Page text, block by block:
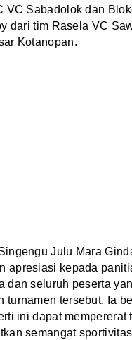
VC Sabadolok dan
dari tim Rasela VC
Kotanopan.
Julu Mara
apresiasi kepada
dan seluruh peserta
turnamen tersebut. Ia
ini dapat mempererat
semangat